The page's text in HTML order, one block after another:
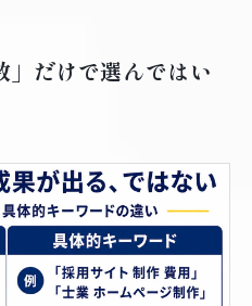
」だけで選んではい